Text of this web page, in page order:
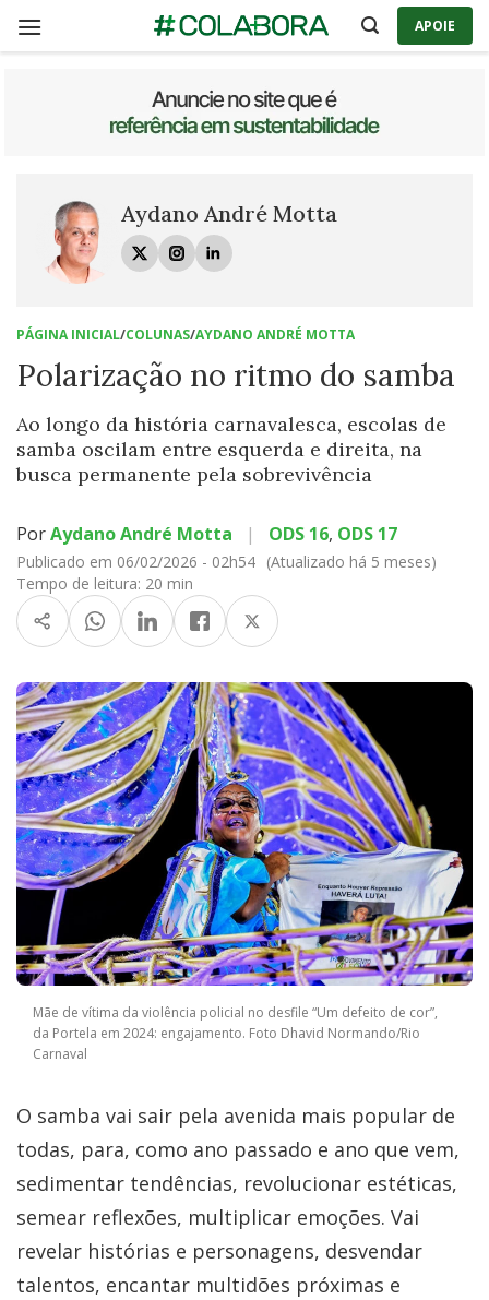
APOIE
Aydano André Motta
PÁGINA INICIAL/COLUNAS/AYDANO ANDRÉ MOTTA
Polarização no ritmo do samba
Ao longo da história carnavalesca, escolas de
samba oscilam entre esquerda e direita, na
busca permanente pela sobrevivência
PorAydano André Motta | ODS 16, ODS 17
Publicado em 06/02/2026 - 02h54 (Atualizado há 5 meses)
Tempo de leitura: 20 min
Mãe de vítima da violência policial no desfile “Um defeito de cor”,
da Portela em 2024: engajamento. Foto Dhavid Normando/Rio
Carnaval
O samba vai sair pela avenida mais popular de
todas, para, como ano passado e ano que vem,
sedimentar tendências, revolucionar estéticas,
semear reflexões, multiplicar emoções. Vai
revelar histórias e personagens, desvendar
talentos, encantar multidões próximas e